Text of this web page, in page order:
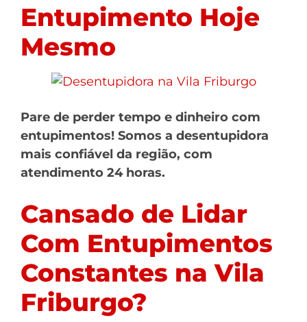
Entupimento Hoje
Mesmo
Pare de perder tempo e dinheiro com
entupimentos! Somos a desentupidora
mais confiável da região, com
atendimento 24 horas.
Cansado de Lidar
Com Entupimentos
Constantes na Vila
Friburgo?